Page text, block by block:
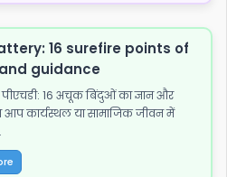
16 surefire points of
guidance
पीएचडी: 16 अचूक बिंदुओं का ज्ञान और
आप कार्यस्थल या सामाजिक जीवन में